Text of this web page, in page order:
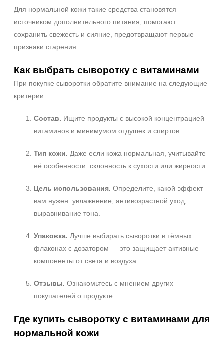
Область применения
Веки
Лицо
Показать еще
Объём
2 шт
20 мл
Показать еще
Ингредиенты
Витамины
AHA-кислоты
Вечер
Для нормальной кожи такие средства становятся
источником дополнительного питания, помогают
сохранить свежесть и сияние, предотвращают первые
признаки старения.
Как выбрать сыворотку с витаминами
При покупке сыворотки обратите внимание на следующие
критерии:
Состав. Ищите продукты с высокой концентрацией
витаминов и минимумом отдушек и спиртов.
Тип кожи. Даже если кожа нормальная, учитывайте
её особенности: склонность к сухости или жирности.
Цель использования. Определите, какой эффект
вам нужен: увлажнение, антивозрастной уход,
выравнивание тона.
Упаковка. Лучше выбирать сыворотки в тёмных
флаконах с дозатором — это защищает активные
компоненты от света и воздуха.
Отзывы. Ознакомьтесь с мнением других
покупателей о продукте.
Где купить сыворотку с витаминами для
нормальной кожи